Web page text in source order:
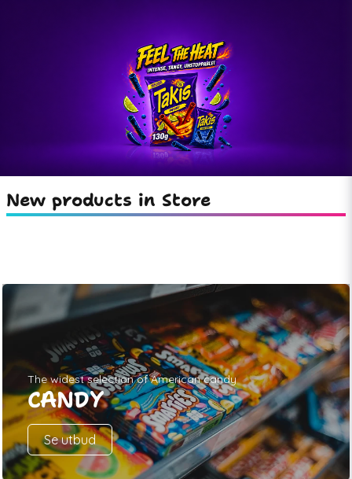
New products in Store
CANDY
The widest selection of American candy
Se utbud